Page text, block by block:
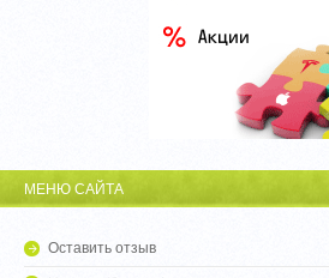
МЕНЮ САЙТА
Оставить отзыв